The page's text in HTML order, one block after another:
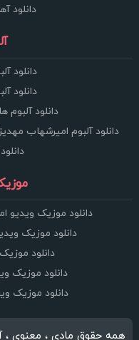
دانلود
دانلود
دانلود
دانلود
دانلود آلبوم امیرشهاب
دانلود موزیک ویدیو
دانلود موزیک
دانلود
دانلود موزیک
دانلود موزیک
همه حقوق مادی ، معنوی